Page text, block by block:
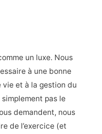
un luxe. Nous
à une bonne
vie et à la gestion du
simplement pas le
demandent, nous
de l’exercice (et